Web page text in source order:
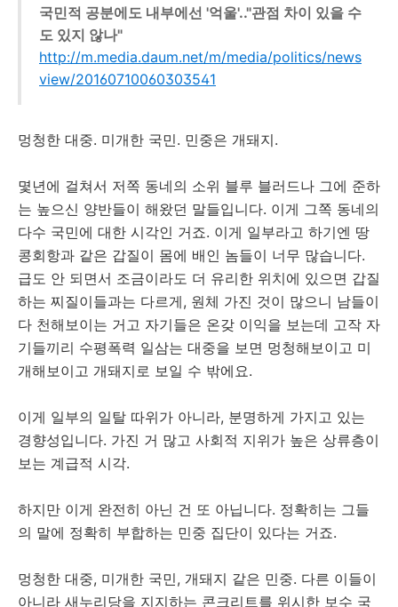
국민적 공분에도 내부에선 '억울'.."관점 차이 있을 수
도 있지 않나"
http://m.media.daum.net/m/media/politics/news
view/20160710060303541
멍청한 대중. 미개한 국민. 민중은 개돼지.
몇년에 걸쳐서 저쪽 동네의 소위 블루 블러드나 그에 준하
는 높으신 양반들이 해왔던 말들입니다. 이게 그쪽 동네의
다수 국민에 대한 시각인 거죠. 이게 일부라고 하기엔 땅
콩회항과 같은 갑질이 몸에 배인 놈들이 너무 많습니다.
급도 안 되면서 조금이라도 더 유리한 위치에 있으면 갑질
하는 찌질이들과는 다르게, 원체 가진 것이 많으니 남들이
다 천해보이는 거고 자기들은 온갖 이익을 보는데 고작 자
기들끼리 수평폭력 일삼는 대중을 보면 멍청해보이고 미
개해보이고 개돼지로 보일 수 밖에요.
이게 일부의 일탈 따위가 아니라, 분명하게 가지고 있는
경향성입니다. 가진 거 많고 사회적 지위가 높은 상류층이
보는 계급적 시각.
하지만 이게 완전히 아닌 건 또 아닙니다. 정확히는 그들
의 말에 정확히 부합하는 민중 집단이 있다는 거죠.
멍청한 대중, 미개한 국민, 개돼지 같은 민중. 다른 이들이
아니라 새누리당을 지지하는 콘크리트를 위시한 보수 국